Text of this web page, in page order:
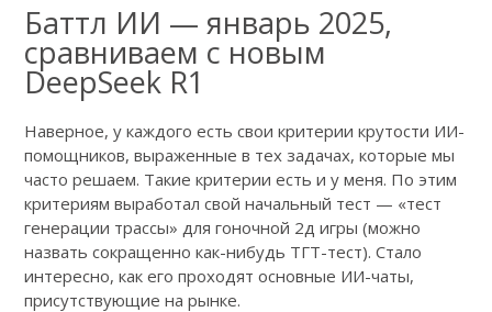
Баттл ИИ — январь 2025,
сравниваем с новым
DeepSeek R1
Наверное, у каждого есть свои критерии крутости ИИ-
помощников, выраженные в тех задачах, которые мы
часто решаем. Такие критерии есть и у меня. По этим
критериям выработал свой начальный тест — «тест
генерации трассы» для гоночной 2д игры (можно
назвать сокращенно как-нибудь ТГТ-тест). Стало
интересно, как его проходят основные ИИ-чаты,
присутствующие на рынке.